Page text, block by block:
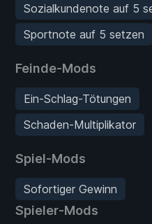
Sozialkundenote auf 5
Sportnote auf 5 setzen
Feinde-Mods
Ein-Schlag-Tötungen
Schaden-Multiplikator
Spiel-Mods
Sofortiger Gewinn
Spieler-Mods